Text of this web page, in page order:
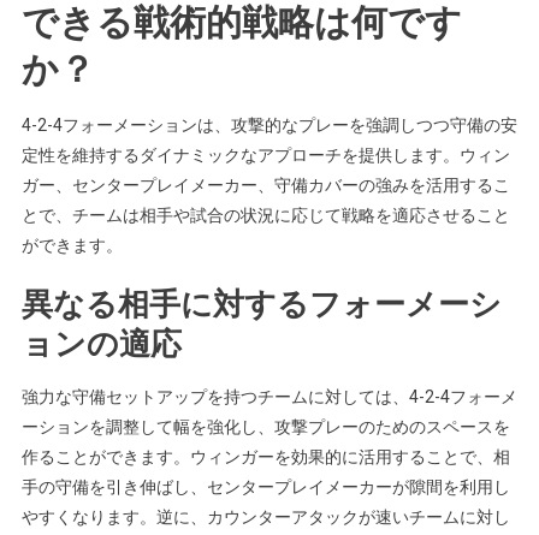
できる戦術的戦略は何です
か？
4-2-4フォーメーションは、攻撃的なプレーを強調しつつ守備の安
定性を維持するダイナミックなアプローチを提供します。ウィン
ガー、センタープレイメーカー、守備カバーの強みを活用するこ
とで、チームは相手や試合の状況に応じて戦略を適応させること
ができます。
異なる相手に対するフォーメーシ
ョンの適応
強力な守備セットアップを持つチームに対しては、4-2-4フォーメ
ーションを調整して幅を強化し、攻撃プレーのためのスペースを
作ることができます。ウィンガーを効果的に活用することで、相
手の守備を引き伸ばし、センタープレイメーカーが隙間を利用し
やすくなります。逆に、カウンターアタックが速いチームに対し